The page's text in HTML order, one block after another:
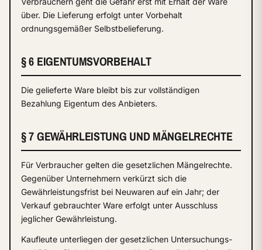
über. Die Lieferung erfolgt unter Vorbehalt
ordnungsgemäßer Selbstbelieferung.
§ 6 EIGENTUMSVORBEHALT
Die gelieferte Ware bleibt bis zur vollständigen
Bezahlung Eigentum des Anbieters.
§ 7 GEWÄHRLEISTUNG UND MÄNGELRECHTE
Für Verbraucher gelten die gesetzlichen Mängelrechte.
Gegenüber Unternehmern verkürzt sich die
Gewährleistungsfrist bei Neuwaren auf ein Jahr; der
Verkauf gebrauchter Ware erfolgt unter Ausschluss
jeglicher Gewährleistung.
Kaufleute unterliegen der gesetzlichen Untersuchungs-